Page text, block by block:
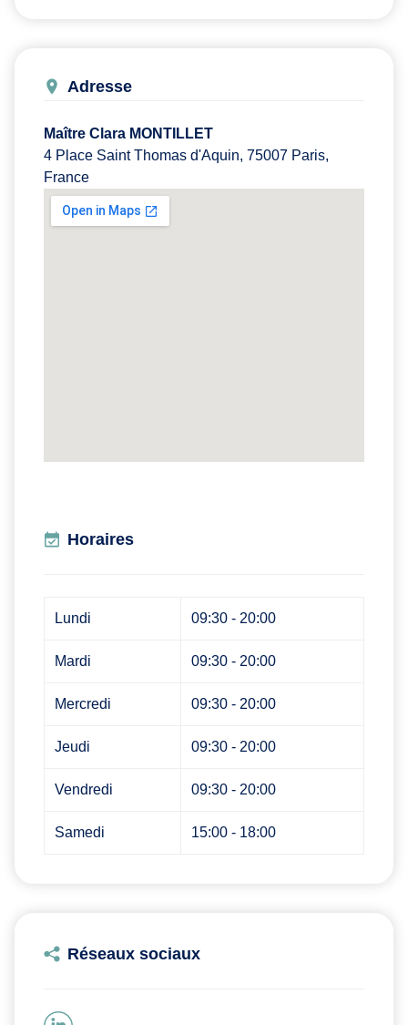
Adresse
Maître Clara MONTILLET
4 Place Saint Thomas d'Aquin, 75007 Paris,
France
Horaires
Lundi 09:30 - 20:00
Mardi 09:30 - 20:00
Mercredi 09:30 - 20:00
Jeudi 09:30 - 20:00
Vendredi 09:30 - 20:00
Samedi 15:00 - 18:00
Réseaux sociaux